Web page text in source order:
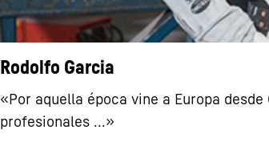
Rodolfo Garcia
«Por aquella época vine a Europa
profesionales ...»